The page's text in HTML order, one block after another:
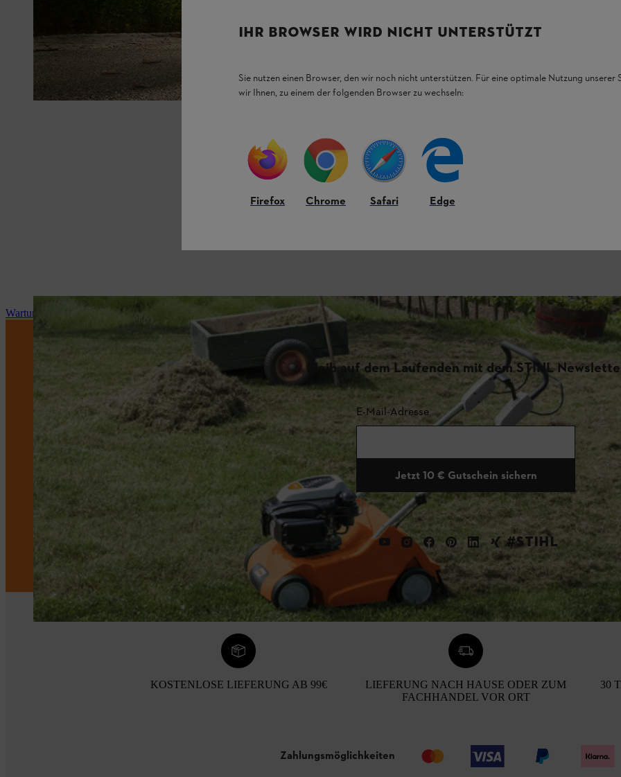
Wartung und Reparatur
Bleib auf dem Laufenden mit dem STIHL
E-Mail-Adresse
Jetzt 10 € Gutschein sichern
#STIHL
KOSTENLOSE LIEFERUNG AB 99€
LIEFERUNG NACH HAUSE ODER ZUM
FACHHANDEL VOR ORT
30
Zahlungsmöglichkeiten
IHR BROWSER WIRD NICHT UNTERSTÜTZT
Sie nutzen einen Browser, den wir noch nicht unterstützen. Für eine optimale Nutzung unserer
wir Ihnen, zu einem der folgenden Browser zu wechseln:
Firefox Chrome Safari Edge